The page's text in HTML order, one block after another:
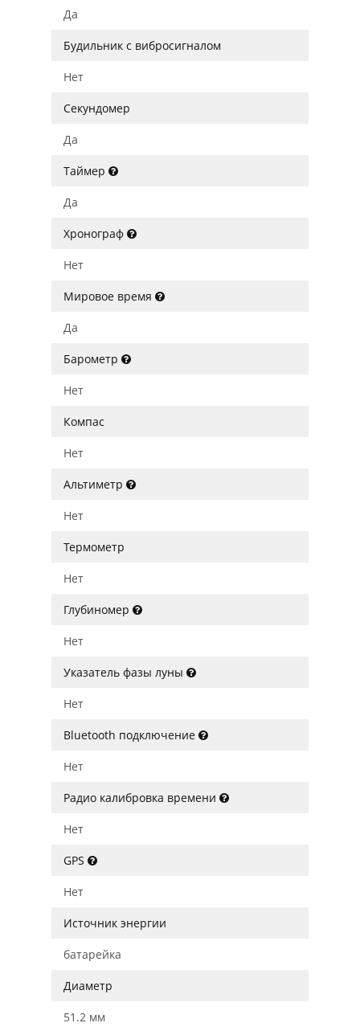
Да
Будильник с вибросигналом
Нет
Секундомер
Да
Таймер
Да
Хронограф
Нет
Мировое время
Да
Барометр
Нет
Компас
Нет
Альтиметр
Нет
Термометр
Нет
Глубиномер
Нет
Указатель фазы луны
Нет
Bluetooth подключение
Нет
Радио калибровка времени
Нет
GPS
Нет
Источник энергии
батарейка
Диаметр
51.2 мм